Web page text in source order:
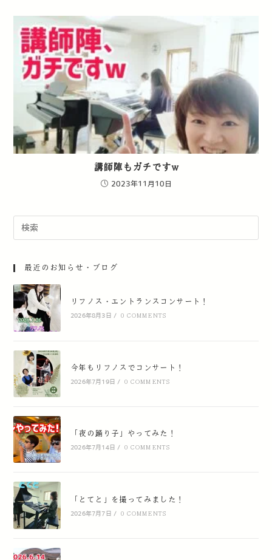
講師陣もガチですw
2023年11月10日
最近のお知らせ・ブログ
リフノス・エントランスコンサート！
2026年8月3日 / 0 COMMENTS
今年もリフノスでコンサート！
2026年7月19日 / 0 COMMENTS
「夜の踊り子」やってみた！
2026年7月14日 / 0 COMMENTS
「とてと」を撮ってみました！
2026年7月7日 / 0 COMMENTS